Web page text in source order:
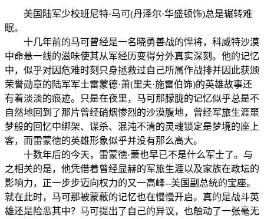
美国陆军少校班尼特·马可(丹泽尔·华盛顿饰)总是辗转难
眠。
十几年前的马可曾经是一名晓勇善战的悍将，科威特沙漠
中命悬一线的滋味使其从军经历变得分外真实深刻。他的记忆
中，似乎对因危难时刻只身拯救过自己所属作战排并因此获颁
荣誉勋章的陆军军士雷蒙德·萧(里夫·施雷伯饰)的英雄故事还
有着淡淡的痕迹。只是在夜里，马可那朦胧的记忆似乎总是不
自然地回到了那片曾经硝烟惨烈的沙漠腹地，曾经军旅生涯噩
梦般的回忆中绑架、谋杀、混沌不清的灵魂锁定是梦境的座上
客，而雷蒙德的英雄形象似乎并没有那么高大。
十数年后的今天，雷蒙德·萧也早已不是什么军士了。与
之相关的是，他凭借着曾经显赫的军旅生涯以及家族在政坛的
影响力，正一步步迈向权力的又一高峰--美国副总统的宝座。
就在此时，马可那被蒙蔽的记忆也在慢慢开启。真的是战斗英
雄还是险恶其中？马可提出了自己的异议，也触动了一张毫无